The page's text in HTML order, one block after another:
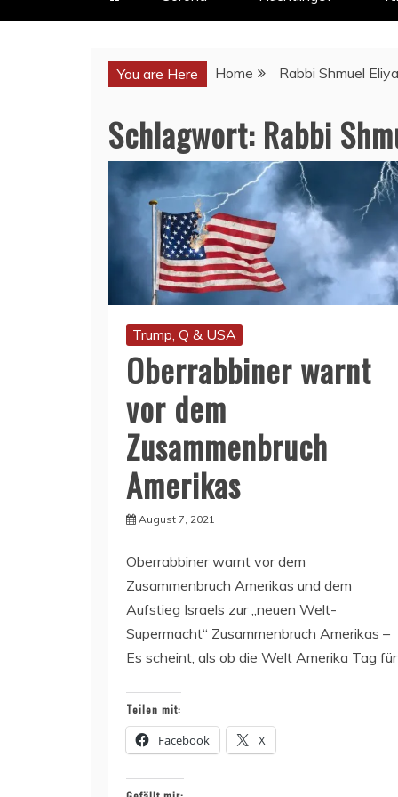
You are Here Home Rabbi Shmuel
Schlagwort: Rabbi
Trump, Q & USA
Oberrabbiner warnt
vor dem
Zusammenbruch
Amerikas
August 7, 2021
Oberrabbiner warnt vor dem
Zusammenbruch Amerikas und dem
Aufstieg Israels zur „neuen Welt-
Supermacht“ Zusammenbruch Amerikas –
Es scheint, als ob die Welt Amerika Tag für
Teilen mit:
Facebook X